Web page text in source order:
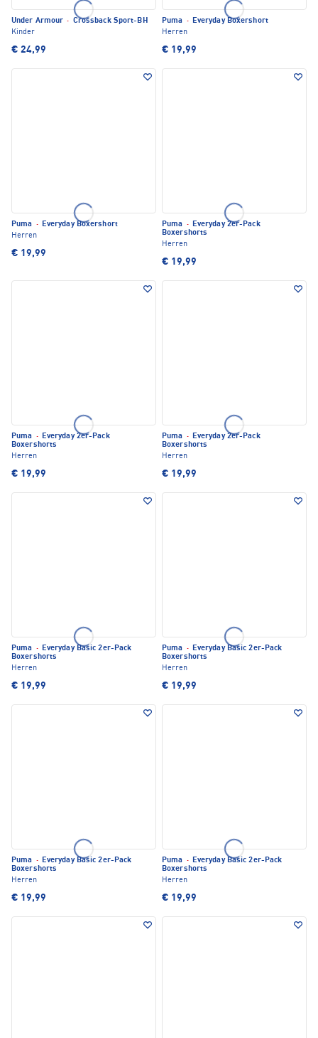
Under Armour · Crossback Sport-BH
Kinder
€ 24,99
Puma · Everyday Boxershort
Herren
€ 19,99
Puma · Everyday Boxershort
Herren
€ 19,99
Puma · Everyday 2er-Pack
Boxershorts
Herren
€ 19,99
Puma · Everyday 2er-Pack
Boxershorts
Herren
€ 19,99
Puma · Everyday 2er-Pack
Boxershorts
Herren
€ 19,99
Puma · Everyday Basic 2er-Pack
Boxershorts
Herren
€ 19,99
Puma · Everyday Basic 2er-Pack
Boxershorts
Herren
€ 19,99
Puma · Everyday Basic 2er-Pack
Boxershorts
Herren
€ 19,99
Puma · Everyday Basic 2er-Pack
Boxershorts
Herren
€ 19,99